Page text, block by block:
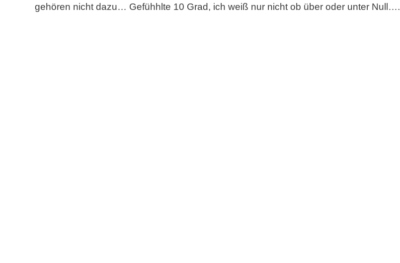
gehören nicht dazu… Gefühhlte 10 Grad, ich weiß nur nicht ob über oder unter Null….